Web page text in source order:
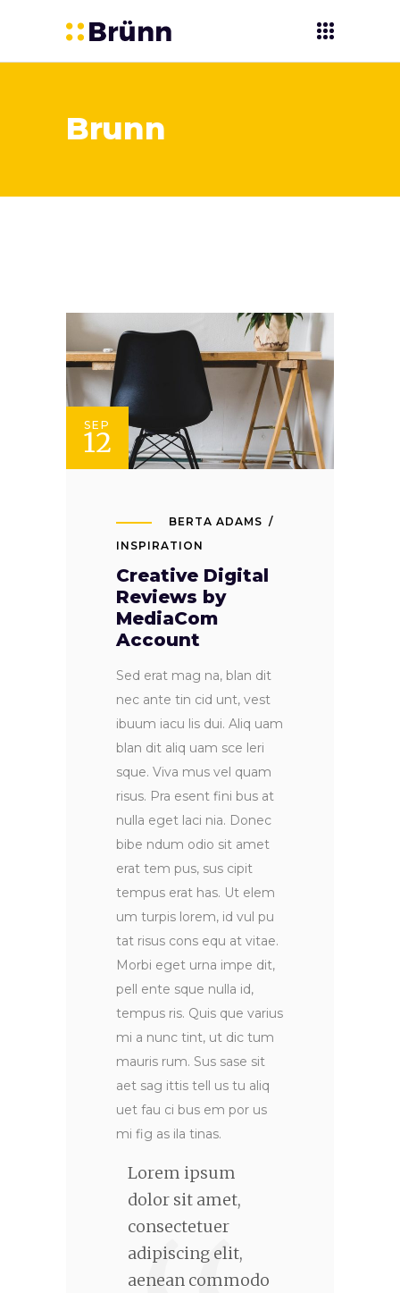
Brunn
SEP
12
BERTA ADAMS
INSPIRATION
Creative Digital
Reviews by
MediaCom
Account
Sed erat mag na, blan dit
nec ante tin cid unt, vest
ibuum iacu lis dui. Aliq uam
blan dit aliq uam sce leri
sque. Viva mus vel quam
risus. Pra esent fini bus at
nulla eget laci nia. Donec
bibe ndum odio sit amet
erat tem pus, sus cipit
tempus erat has. Ut elem
um turpis lorem, id vul pu
tat risus cons equ at vitae.
Morbi eget urna impe dit,
pell ente sque nulla id,
tempus ris. Quis que varius
mi a nunc tint, ut dic tum
mauris rum. Sus sase sit
aet sag ittis tell us tu aliq
uet fau ci bus em por us
mi fig as ila tinas.
Lorem ipsum
dolor sit amet,
consectetuer
adipiscing elit,
aenean commodo